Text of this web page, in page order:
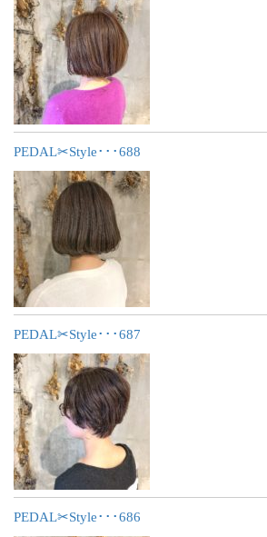
PEDAL✂︎Style･･･688
PEDAL✂︎Style･･･687
PEDAL✂︎Style･･･686